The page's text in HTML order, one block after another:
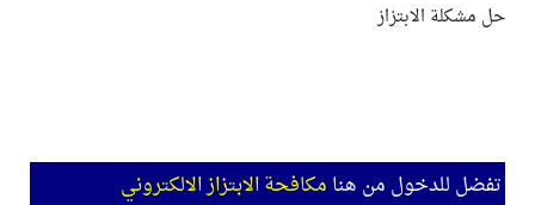
حل مشكلة الابتزاز
تفضل للدخول من هنا مكافحة الابتزاز الالكتروني